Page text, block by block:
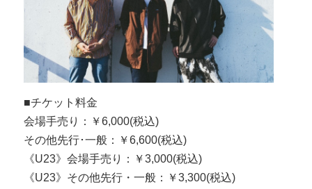
■チケット料金
会場手売り：￥6,000(税込)
その他先行･一般：￥6,600(税込)
《U23》会場手売り：￥3,000(税込)
《U23》その他先行・一般：￥3,300(税込)